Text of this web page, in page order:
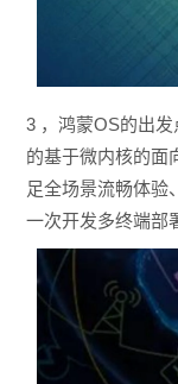
3 ，鸿蒙OS的出
的基于微内核的面
足全场景流畅体验
一次开发多终端部